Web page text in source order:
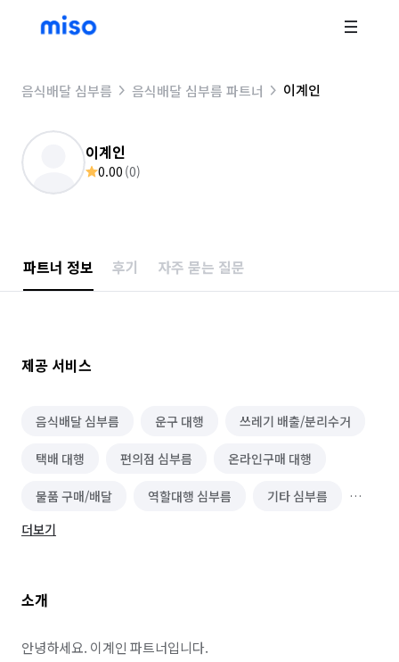
음식배달 심부름 음식배달 심부름 파트너 이계인
이계인
0.00 (0)
파트너 정보 후기 자주 묻는 질문
제공 서비스
음식배달 심부름 운구 대행 쓰레기 배출/분리수거
택배 대행 편의점 심부름 온라인구매 대행
물품 구매/배달 역할대행 심부름 기타 심부름
마트장보기 심부름
하객 대행
문서작성 및 인터넷업무 포장·조립 알바
더보기
소개
안녕하세요. 이계인 파트너입니다.